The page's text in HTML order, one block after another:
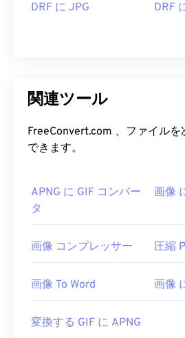
DRF に JPG DRF
関連ツール
FreeConvert.com 、ファイル
できます。
APNG に GIF コンバー
タ
画像
画像 コンプレッサー 圧縮
画像 To Word 画像
変換する GIF に APNG